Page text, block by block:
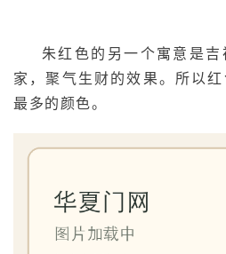
资
讯
系
朱红色的另一个寓意是
家，聚气生财的效果。所以
最多的颜色。